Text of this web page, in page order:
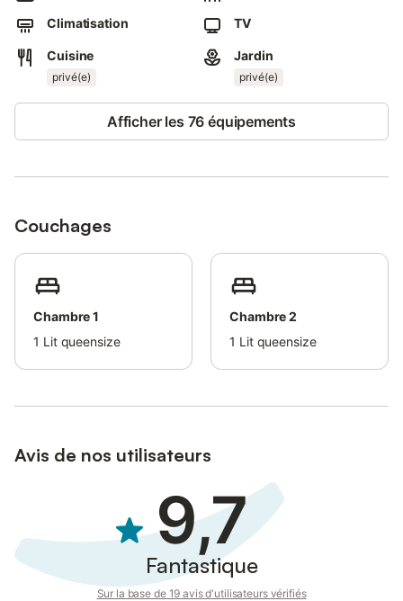
chauffage de la piscine (max. 26°C) est disponible d'avril à
octobre moyennant un supplément.
Douche extérieure, transats et serviettes de plage complètent
L'utilisation de la piscine et de l'espace piscine se fait à vos
risques.
Le toit-terrasse accessible de l'extérieur dispose de deux
Toutes les fenêtres et la porte-fenêtre sont équipées de
également munies de grilles.
La maison est sécurisée par une alarme.
Deux vélos sont mis gratuitement à votre disposition pour vos
excursions.
sur la propriété moyennant un supplément.
Les fêtes ne sont pas autorisées ; la maison convient
particulièrement aux séjours calmes.
Climatisation TV
Cuisine
privé(e)
Jardin
privé(e)
Afficher les 76 équipements
Couchages
Chambre 1
1 Lit queensize
Chambre 2
1 Lit queensize
Avis de nos utilisateurs
9,7
Fantastique
Sur la base de 19 avis d'utilisateurs vérifiés